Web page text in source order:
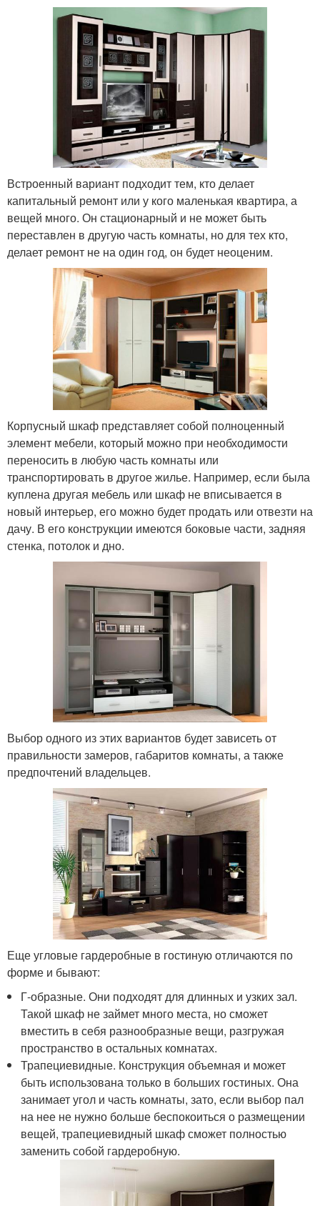
Встроенный вариант подходит тем, кто делает
капитальный ремонт или у кого маленькая квартира, а
вещей много. Он стационарный и не может быть
переставлен в другую часть комнаты, но для тех кто,
делает ремонт не на один год, он будет неоценим.
Корпусный шкаф представляет собой полноценный
элемент мебели, который можно при необходимости
переносить в любую часть комнаты или
транспортировать в другое жилье. Например, если была
куплена другая мебель или шкаф не вписывается в
новый интерьер, его можно будет продать или отвезти на
дачу. В его конструкции имеются боковые части, задняя
стенка, потолок и дно.
Выбор одного из этих вариантов будет зависеть от
правильности замеров, габаритов комнаты, а также
предпочтений владельцев.
Еще угловые гардеробные в гостиную отличаются по
форме и бывают:
Г-образные. Они подходят для длинных и узких зал.
Такой шкаф не займет много места, но сможет
вместить в себя разнообразные вещи, разгружая
пространство в остальных комнатах.
Трапециевидные. Конструкция объемная и может
быть использована только в больших гостиных. Она
занимает угол и часть комнаты, зато, если выбор пал
на нее не нужно больше беспокоиться о размещении
вещей, трапециевидный шкаф сможет полностью
заменить собой гардеробную.